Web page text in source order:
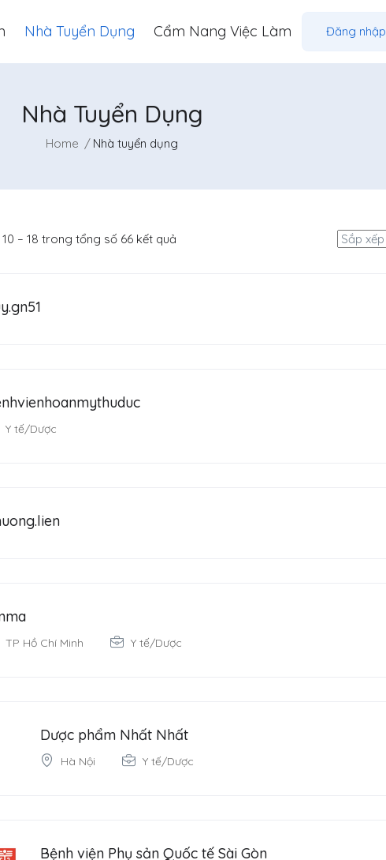
Nhà Tuyển Dụng Cẩm Nang Việc Làm Đăng nhập
Nhà Tuyển Dụng
Home Nhà tuyển dụng
10 –18 trong tổng số 66 kết quả
Y tế/Dược
TP Hồ Chí Minh Y tế/Dược
Dược phẩm Nhất Nhất
Hà Nội Y tế/Dược
Bệnh viện Phụ sản Quốc tế Sài Gòn